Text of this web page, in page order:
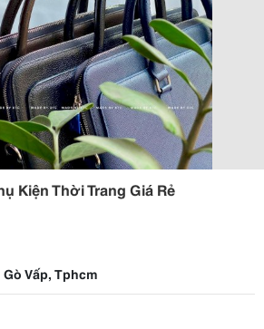
Kiện Thời Trang Giá Rẻ
Vấp, Tphcm